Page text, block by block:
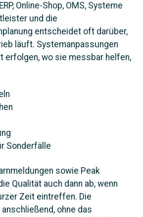
Online-Shop, OMS, Systeme
und die
entscheidet oft darüber,
läuft. Systemanpassungen
erfolgen, wo sie messbar helfen,
Sonderfälle
sowie Peak
Qualität auch dann ab, wenn
Zeit eintreffen. Die
ohne das